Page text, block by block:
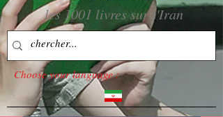
les 1001 livres sur l'Iran
Choose your language :